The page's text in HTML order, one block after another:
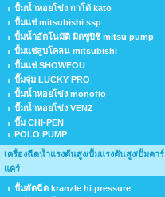
ปั้มน้ำหอยโข่ง กาโต้ kato
ปั้มแช่ mitsubishi ssp
ปั้มน้ำอัตโนมัติ มิตซูบิชิ mitsu pump
ปั้มแช่สูบโคลน mitsubishi
ปั๊มแช่ SHOWFOU
ปั๊มจุ่ม LUCKY PRO
ปั้มน้ำหอยโข่ง monoflo
ปั๊มน้ำหอยโข่ง VENZ
ปั๊ม CHI-PEN
POLO PUMP
เครื่องฉีดน้ำแรงดันสูง/ปั้มแรงดันสูง/ปั้มคาร์
แคร์
ปั้มอัดฉีด kranzle hi pressure